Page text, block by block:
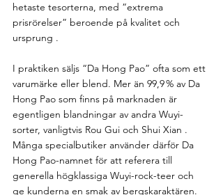
hetaste tesorterna, med “extrema
prisrörelser” beroende på kvalitet och
ursprung .
I praktiken säljs “Da Hong Pao” ofta som ett
varumärke eller blend. Mer än 99,9 % av Da
Hong Pao som finns på marknaden är
egentligen blandningar av andra Wuyi-
sorter, vanligtvis Rou Gui och Shui Xian .
Många specialbutiker använder därför Da
Hong Pao-namnet för att referera till
generella högklassiga Wuyi-rock-teer och
ge kunderna en smak av bergskaraktären.